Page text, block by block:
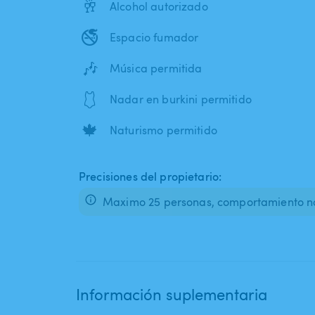
🥂 Alcohol autorizado
🚭 Espacio fumador
🎶 Música permitida
🩱 Nadar en burkini permitido
🍁 Naturismo permitido
Precisiones del propietario:
Maximo 25 personas, comportamiento
Información suplementaria